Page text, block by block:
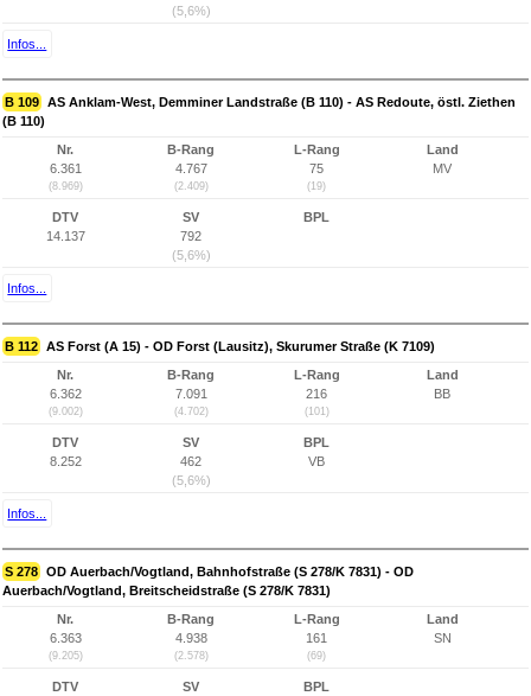
(5,6%)
Infos...
B 109 AS Anklam-West, Demminer Landstraße (B 110) - AS Redoute, östl. Ziethen
(B 110)
Nr.
6.361
(8.969)
B-Rang
4.767
(2.409)
L-Rang
75
(19)
Land
MV
DTV
14.137
SV
792
(5,6%)
BPL
Infos...
B 112 AS Forst (A 15) - OD Forst (Lausitz), Skurumer Straße (K 7109)
Nr.
6.362
(9.002)
B-Rang
7.091
(4.702)
L-Rang
216
(101)
Land
BB
DTV
8.252
SV
462
(5,6%)
BPL
VB
Infos...
S 278 OD Auerbach/Vogtland, Bahnhofstraße (S 278/K 7831) - OD
Auerbach/Vogtland, Breitscheidstraße (S 278/K 7831)
Nr.
6.363
(9.205)
B-Rang
4.938
(2.578)
L-Rang
161
(69)
Land
SN
DTV
SV
BPL